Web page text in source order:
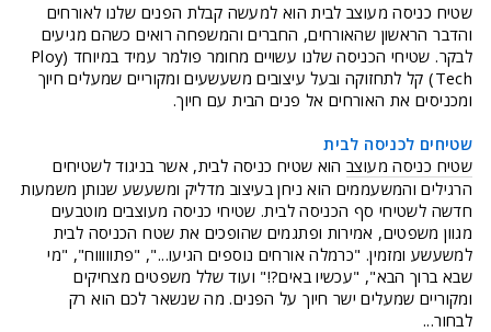
שטיח כניסה מעוצב לבית הוא למעשה קבלת הפנים שלנו לאורחים
והדבר הראשון שהאורחים, החברים והמשפחה רואים כשהם מגיעים
לבקר. שטיחי הכניסה שלנו עשויים מחומר פולמר עמיד במיוחד (Ploy
Tech) קל לתחזוקה ובעל עיצובים משעשעים ומקוריים שמעלים חיוך
ומכניסים את האורחים אל פנים הבית עם חיוך.
שטיחים לכניסה לבית
שטיח כניסה מעוצבהוא שטיח כניסה לבית, אשר בניגוד לשטיחים
הרגילים והמשעממים הוא ניחן בעיצוב מדליק ומשעשע שנותן משמעות
חדשה לשטיחי סף הכניסה לבית. שטיחי כניסה מעוצבים מוטבעים
מגוון משפטים, אמירות ופתגמים שהופכים את שטח הכניסה לבית
למשעשע ומזמין. "כרמלה אורחים נוספים הגיעו...", "פתוווווח", "מי
שבא ברוך הבא", "עכשיו באים?!" ועוד שלל משפטים מצחיקים
ומקוריים שמעלים ישר חיוך על הפנים. מה שנשאר לכם הוא רק
לבחור...